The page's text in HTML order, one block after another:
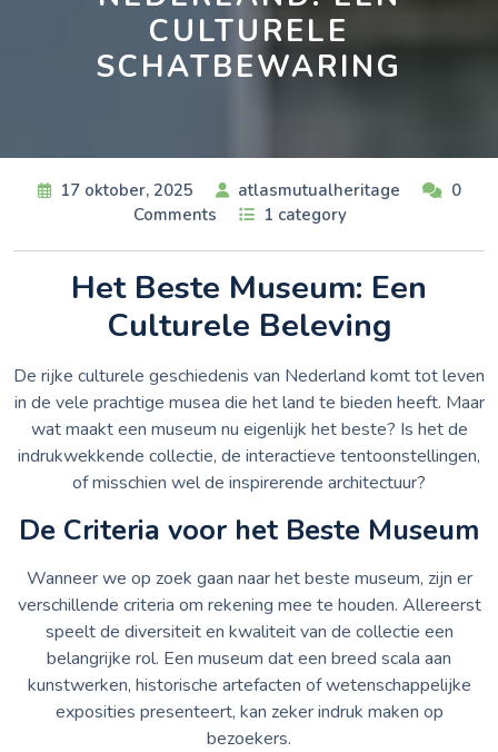
CULTURELE
SCHATBEWARING
17 oktober, 2025 atlasmutualheritage
0
Comments
1 category
Het Beste Museum: Een
Culturele Beleving
De rijke culturele geschiedenis van Nederland komt tot leven
in de vele prachtige musea die het land te bieden heeft. Maar
wat maakt een museum nu eigenlijk het beste? Is het de
indrukwekkende collectie, de interactieve tentoonstellingen,
of misschien wel de inspirerende architectuur?
De Criteria voor het Beste Museum
Wanneer we op zoek gaan naar het beste museum, zijn er
verschillende criteria om rekening mee te houden. Allereerst
speelt de diversiteit en kwaliteit van de collectie een
belangrijke rol. Een museum dat een breed scala aan
kunstwerken, historische artefacten of wetenschappelijke
exposities presenteert, kan zeker indruk maken op
bezoekers.